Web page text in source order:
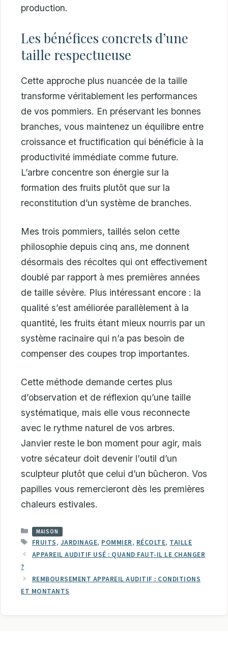
production.
Les bénéfices concrets d’une
taille respectueuse
Cette approche plus nuancée de la taille
transforme véritablement les performances
de vos pommiers. En préservant les bonnes
branches, vous maintenez un équilibre entre
croissance et fructification qui bénéficie à la
productivité immédiate comme future.
L’arbre concentre son énergie sur la
formation des fruits plutôt que sur la
reconstitution d’un système de branches.
Mes trois pommiers, taillés selon cette
philosophie depuis cinq ans, me donnent
désormais des récoltes qui ont effectivement
doublé par rapport à mes premières années
de taille sévère. Plus intéressant encore : la
qualité s’est améliorée parallèlement à la
quantité, les fruits étant mieux nourris par un
système racinaire qui n’a pas besoin de
compenser des coupes trop importantes.
Cette méthode demande certes plus
d’observation et de réflexion qu’une taille
systématique, mais elle vous reconnecte
avec le rythme naturel de vos arbres.
Janvier reste le bon moment pour agir, mais
votre sécateur doit devenir l’outil d’un
sculpteur plutôt que celui d’un bûcheron. Vos
papilles vous remercieront dès les premières
chaleurs estivales.
CATÉGORIES
MAISON
ÉTIQUETTES
FRUITS, JARDINAGE, POMMIER, RÉCOLTE, TAILLE
APPAREIL AUDITIF USÉ : QUAND FAUT-IL LE CHANGER
?
REMBOURSEMENT APPAREIL AUDITIF : CONDITIONS
ET MONTANTS